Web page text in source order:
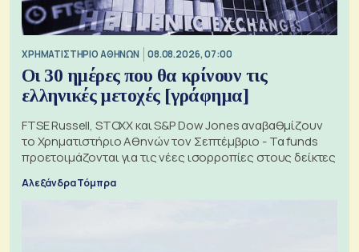
XΡΗΜΑΤΙΣΤΗΡΙΟ ΑΘΗΝΩΝ 08.08.2026, 07:00
Οι 30 ημέρες που θα κρίνουν τις
ελληνικές μετοχές [γράφημα]
FTSE Russell, STOXX και S&P Dow Jones αναβαθμίζουν
το Χρηματιστήριο Αθηνών τον Σεπτέμβριο - Τα funds
προετοιμάζονται για τις νέες ισορροπίες στους δείκτες
Αλεξάνδρα Τόμπρα